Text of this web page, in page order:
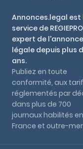
Annonces.legal est
service de
expert de l'annonce
légale depuis plus
ans.
Publiez en toute
conformité, aux
réglementés par
dans plus de 700
journaux habilités en
France et outre-